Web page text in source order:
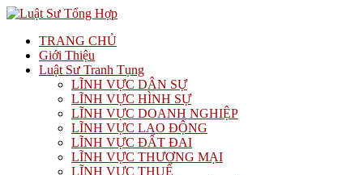
TRANG CHỦ
Giới Thiệu
Luật Sư Tranh Tụng
LĨNH VỰC DÂN SỰ
LĨNH VỰC HÌNH SỰ
LĨNH VỰC DOANH NGHIỆP
LĨNH VỰC LAO ĐỘNG
LĨNH VỰC ĐẤT ĐAI
LĨNH VỰC THƯƠNG MẠI
LĨNH VỰC THUẾ